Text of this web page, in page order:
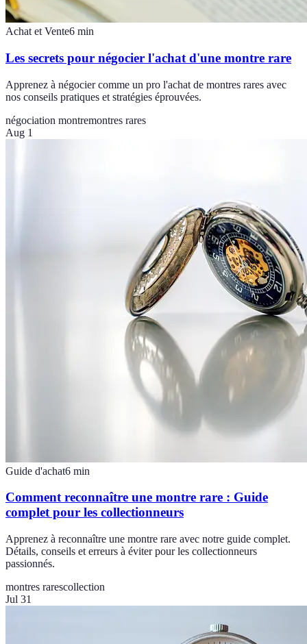
Achat et Vente6 min
Les secrets pour négocier l'achat d'une montre rare
Apprenez à négocier comme un pro l'achat de montres rares avec
nos conseils pratiques et stratégies éprouvées.
négociation montremontres rares
Aug 1
Guide d'achat6 min
Comment reconnaître une montre rare : Guide
complet pour les collectionneurs
Apprenez à reconnaître une montre rare avec notre guide complet.
Détails, conseils et erreurs à éviter pour les collectionneurs
passionnés.
montres rarescollection
Jul 31